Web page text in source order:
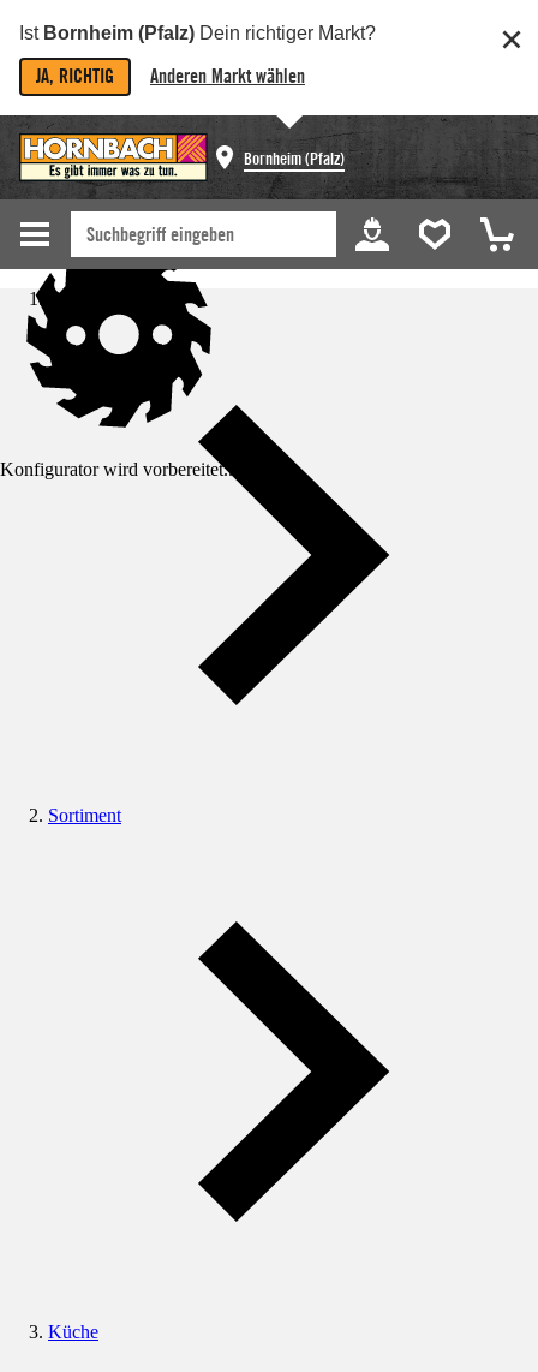
Ist Bornheim (Pfalz) Dein richtiger Markt?
JA, RICHTIG Anderen Markt wählen
Bornheim (Pfalz)
Konfigurator wird vorbereitet...
Startseite
Sortiment
Küche